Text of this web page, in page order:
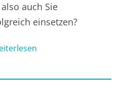
auch Sie
einsetzen?